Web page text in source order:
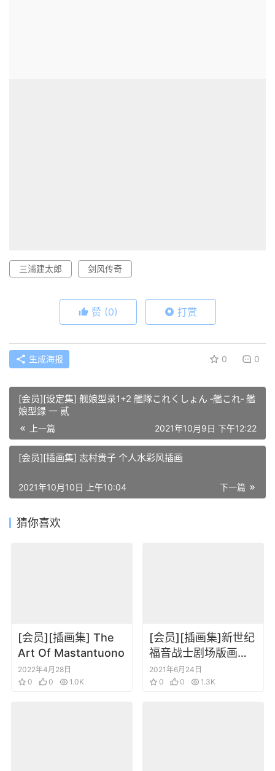
三浦建太郎 剑风传奇
赞 (0) 打赏
生成海报 0 0
[会员][设定集] 舰娘型录1+2 艦隊これくしょん ‐艦これ‐ 艦
娘型録 一 贰
上一篇 2021年10月9日 下午12:22
[会员][插画集] 志村贵子 个人水彩风插画
下一篇
2021年10月10日 上午10:04
猜你喜欢
[会员][插画集] The
Art Of Mastantuono
2022年4月28日
0
0 1.0K
[会员][插画集]新世纪
福音战士剧场版画集
Groundwork of
Evangelion The
2021年6月24日
0
0 1.3K